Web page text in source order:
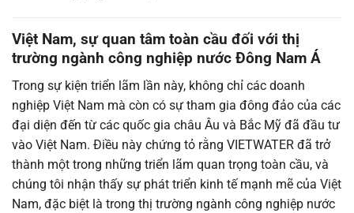
Việt Nam, sự quan tâm toàn cầu đối với thị
trường ngành công nghiệp nước Đông Nam Á
Trong sự kiện triển lãm lần này, không chỉ các doanh
nghiệp Việt Nam mà còn có sự tham gia đông đảo của các
đại diện đến từ các quốc gia châu Âu và Bắc Mỹ đã đầu tư
vào Việt Nam. Điều này chứng tỏ rằng VIETWATER đã trở
thành một trong những triển lãm quan trọng toàn cầu, và
chúng tôi nhận thấy sự phát triển kinh tế mạnh mẽ của Việt
Nam, đặc biệt là trong thị trường ngành công nghiệp nước